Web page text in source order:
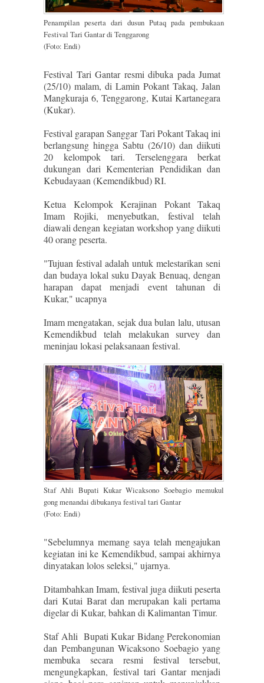
Penampilan peserta dari dusun Putaq pada pembukaan
Festival Tari Gantar di Tenggarong
(Foto: Endi)
Festival Tari Gantar resmi dibuka pada Jumat
(25/10) malam, di Lamin Pokant Takaq, Jalan
Mangkuraja 6, Tenggarong, Kutai Kartanegara
(Kukar).
Festival garapan Sanggar Tari Pokant Takaq ini
berlangsung hingga Sabtu (26/10) dan diikuti
20 kelompok tari. Terselenggara berkat
dukungan dari Kementerian Pendidikan dan
Kebudayaan (Kemendikbud) RI.
Ketua Kelompok Kerajinan Pokant Takaq
Imam Rojiki, menyebutkan, festival telah
diawali dengan kegiatan workshop yang diikuti
40 orang peserta.
"Tujuan festival adalah untuk melestarikan seni
dan budaya lokal suku Dayak Benuaq, dengan
harapan dapat menjadi event tahunan di
Kukar," ucapnya
Imam mengatakan, sejak dua bulan lalu, utusan
Kemendikbud telah melakukan survey dan
meninjau lokasi pelaksanaan festival.
Staf Ahli Bupati Kukar Wicaksono Soebagio memukul
gong menandai dibukanya festival tari Gantar
(Foto: Endi)
"Sebelumnya memang saya telah mengajukan
kegiatan ini ke Kemendikbud, sampai akhirnya
dinyatakan lolos seleksi," ujarnya.
Ditambahkan Imam, festival juga diikuti peserta
dari Kutai Barat dan merupakan kali pertama
digelar di Kukar, bahkan di Kalimantan Timur.
Staf Ahli Bupati Kukar Bidang Perekonomian
dan Pembangunan Wicaksono Soebagio yang
membuka secara resmi festival tersebut,
mengungkapkan, festival tari Gantar menjadi